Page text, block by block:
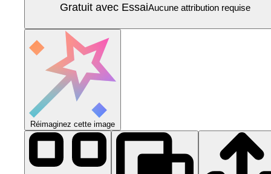
Gratuit avec EssaiAucune attribution requise
Réimaginez cette image